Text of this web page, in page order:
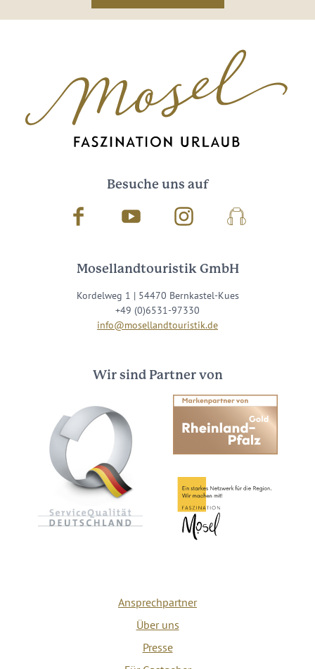
Besuche uns auf
Facebook Youtube InstagramPodcast
Mosellandtouristik GmbH
Kordelweg 1 | 54470 Bernkastel-Kues
+49 (0)6531-97330
info@mosellandtouristik.de
Wir sind Partner von
Ansprechpartner
Über uns
Presse